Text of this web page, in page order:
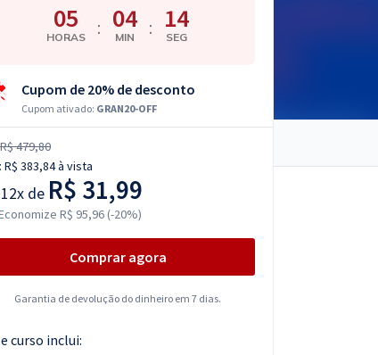
05
HORAS : 04
MIN : 13
SEG
Cupom de 20% de desconto
Cupom ativado: GRAN20-OFF
R$ 479,80
R$ 383,84à vista
12x de R$ 31,99
R$ 95,96 (-20%)
Comprar agora
Garantia de devolução do dinheiro em 7 dias.
curso inclui: